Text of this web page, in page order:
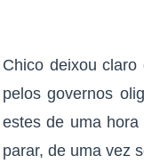
Chico deixou
pelos governos
estes de uma
parar, de uma vez